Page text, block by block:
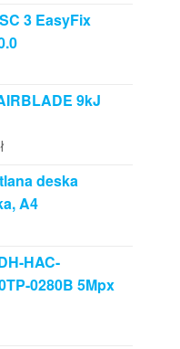
3 EasyFix
9kJ
deska
A4
HAC-
0280B 5Mpx